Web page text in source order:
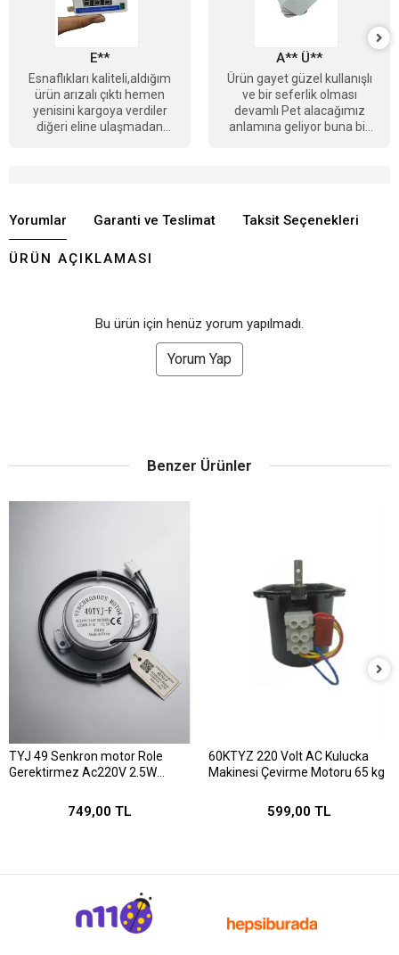
E**
Esnaflıkları kaliteli,aldığım
ürün arızalı çıktı hemen
yenisini kargoya verdiler
diğeri eline ulaşmadan
A** Ü**
Ürün gayet güzel kullanışlı
ve bir seferlik olması
devamlı Pet alacağımız
anlamına geliyor buna bir
Yorumlar Garanti ve Teslimat Taksit Seçenekleri
ÜRÜN AÇIKLAMASI
Bu ürün için henüz yorum yapılmadı.
Yorum Yap
Benzer Ürünler
TYJ 49 Senkron motor Role
Gerektirmez Ac220V 2.5W
749,00 TL
60KTYZ 220 Volt AC Kulucka
Makinesi Çevirme Motoru 65 kg
599,00 TL